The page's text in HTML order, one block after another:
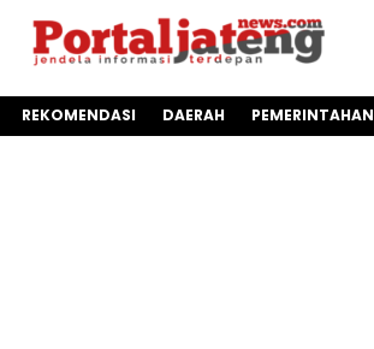
REKOMENDASI DAERAH PEMERINTAHAN